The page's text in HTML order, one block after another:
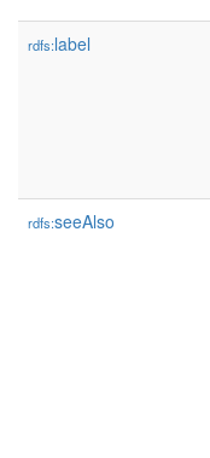
rdfs:label
rdfs:seeAlso